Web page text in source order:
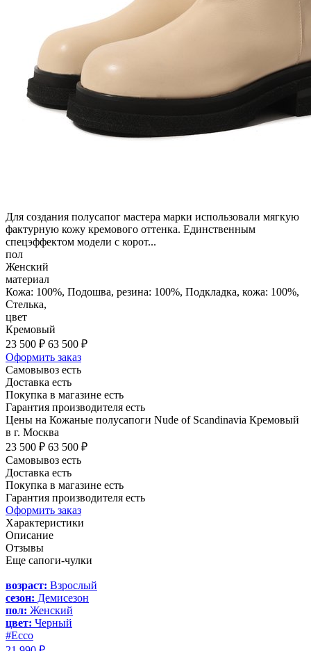
Для создания полусапог мастера марки использовали мягкую
фактурную кожу кремового оттенка. Единственным
спецэффектом модели с корот...
пол
Женский
материал
Кожа: 100%, Подошва, резина: 100%, Подкладка, кожа: 100%,
Стелька,
цвет
Кремовый
23 500 ₽ 63 500 ₽
Оформить заказ
Самовывоз есть
Доставка есть
Покупка в магазине есть
Гарантия производителя есть
Цены на Кожаные полусапоги Nude of Scandinavia Кремовый
в г. Москва
23 500 ₽ 63 500 ₽
Самовывоз есть
Доставка есть
Покупка в магазине есть
Гарантия производителя есть
Оформить заказ
Характеристики
Описание
Отзывы
Еще сапоги-чулки
возраст: Взрослый
сезон: Демисезон
пол: Женский
цвет: Черный
#Ecco